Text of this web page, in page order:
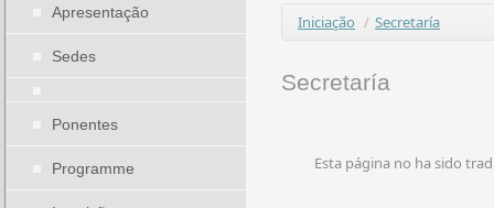
Apresentação
Sedes
Ponentes
Programme
Iniciação / Secretaría
Secretaría
Esta página no ha sido